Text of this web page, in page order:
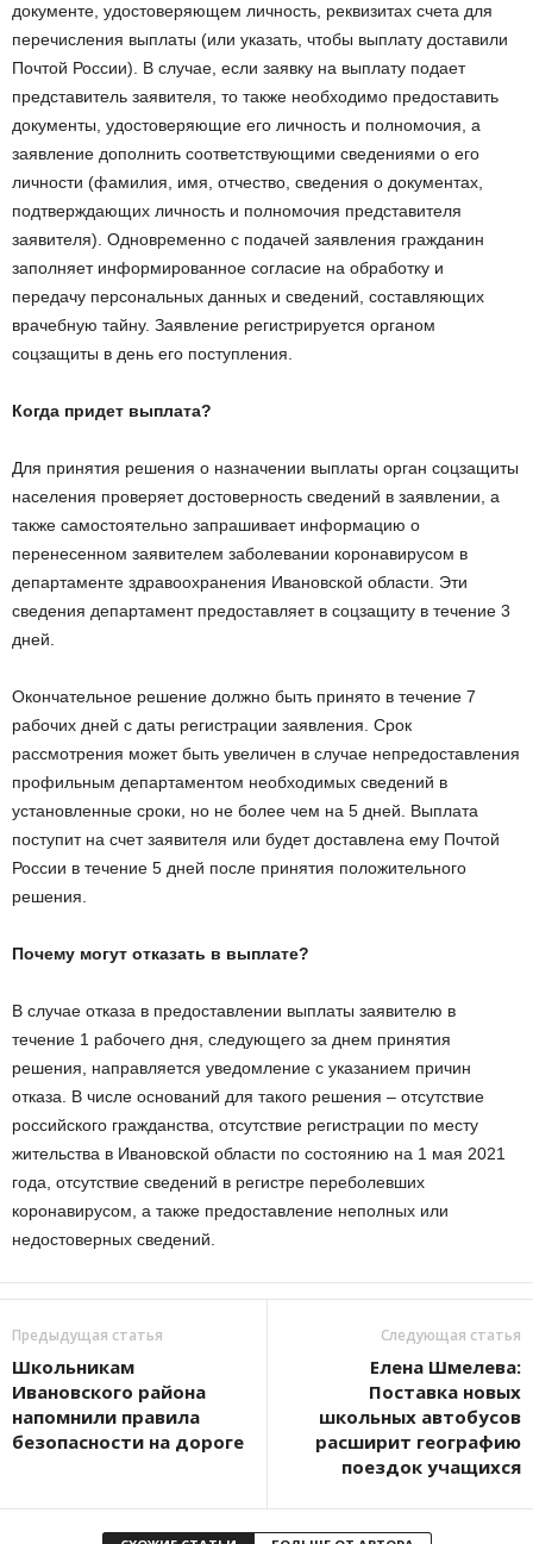
документе, удостоверяющем личность, реквизитах счета для
перечисления выплаты (или указать, чтобы выплату доставили
Почтой России). В случае, если заявку на выплату подает
представитель заявителя, то также необходимо предоставить
документы, удостоверяющие его личность и полномочия, а
заявление дополнить соответствующими сведениями о его
личности (фамилия, имя, отчество, сведения о документах,
подтверждающих личность и полномочия представителя
заявителя). Одновременно с подачей заявления гражданин
заполняет информированное согласие на обработку и
передачу персональных данных и сведений, составляющих
врачебную тайну. Заявление регистрируется органом
соцзащиты в день его поступления.
Когда придет выплата?
Для принятия решения о назначении выплаты орган соцзащиты
населения проверяет достоверность сведений в заявлении, а
также самостоятельно запрашивает информацию о
перенесенном заявителем заболевании коронавирусом в
департаменте здравоохранения Ивановской области. Эти
сведения департамент предоставляет в соцзащиту в течение 3
дней.
Окончательное решение должно быть принято в течение 7
рабочих дней с даты регистрации заявления. Срок
рассмотрения может быть увеличен в случае непредоставления
профильным департаментом необходимых сведений в
установленные сроки, но не более чем на 5 дней. Выплата
поступит на счет заявителя или будет доставлена ему Почтой
России в течение 5 дней после принятия положительного
решения.
Почему могут отказать в выплате?
В случае отказа в предоставлении выплаты заявителю в
течение 1 рабочего дня, следующего за днем принятия
решения, направляется уведомление с указанием причин
отказа. В числе оснований для такого решения – отсутствие
российского гражданства, отсутствие регистрации по месту
жительства в Ивановской области по состоянию на 1 мая 2021
года, отсутствие сведений в регистре переболевших
коронавирусом, а также предоставление неполных или
недостоверных сведений.
Предыдущая статья
Школьникам
Ивановского района
напомнили правила
безопасности на дороге
Следующая статья
Елена Шмелева:
Поставка новых
школьных автобусов
расширит географию
поездок учащихся